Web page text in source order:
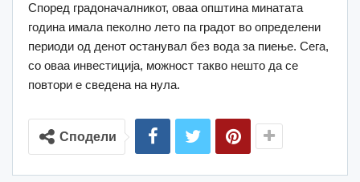
Според градоначалникот, оваа општина минатата
година имала пеколно лето па градот во определени
периоди од денот останувал без вода за пиење. Сега,
со оваа инвестиција, можност такво нешто да се
повтори е сведена на нула.
Сподели